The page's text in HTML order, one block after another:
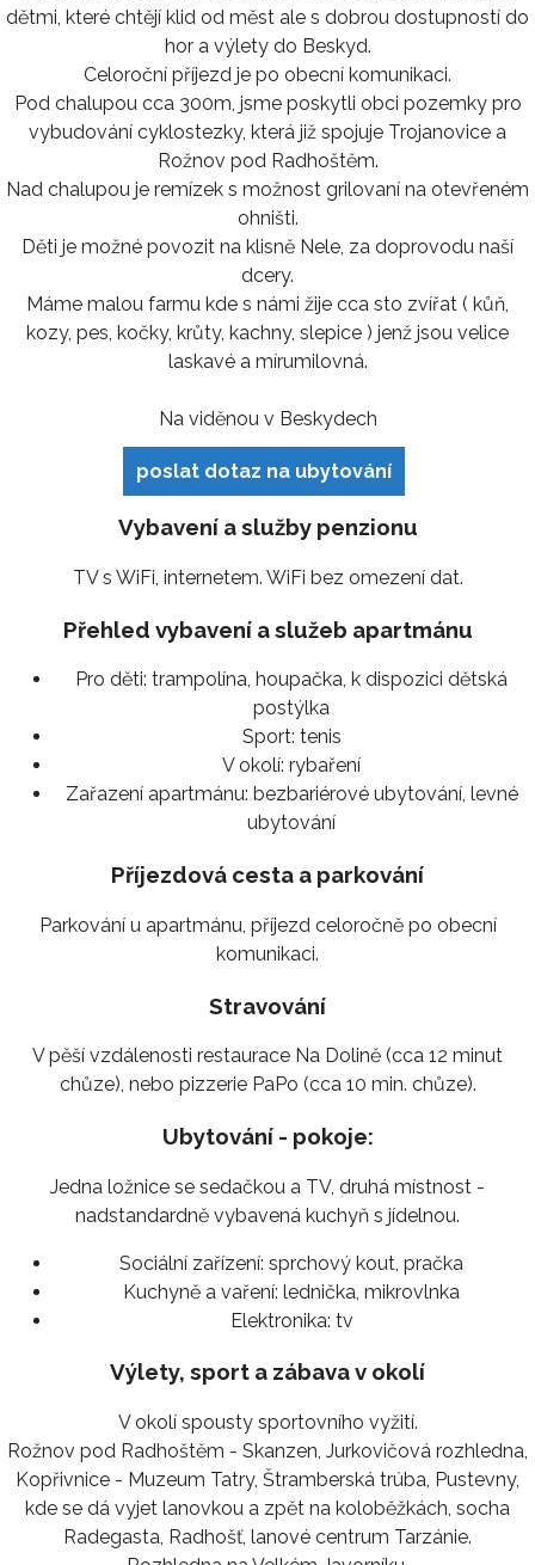
dětmi, které chtějí klid od měst ale s dobrou dostupností do
hor a výlety do Beskyd.
Celoroční příjezd je po obecní komunikaci.
Pod chalupou cca 300m, jsme poskytli obci pozemky pro
vybudování cyklostezky, která již spojuje Trojanovice a
Rožnov pod Radhoštěm.
Nad chalupou je remízek s možnost grilovaní na otevřeném
ohništi.
Děti je možné povozit na klisně Nele, za doprovodu naší
dcery.
Máme malou farmu kde s námi žije cca sto zvířat ( kůň,
kozy, pes, kočky, krůty, kachny, slepice ) jenž jsou velice
laskavé a mírumilovná.
Na viděnou v Beskydech
poslat dotaz na ubytování
Vybavení a služby penzionu
TV s WiFi, internetem. WiFi bez omezení dat.
Přehled vybavení a služeb apartmánu
Pro děti: trampolína, houpačka, k dispozici dětská
postýlka
Sport: tenis
V okolí: rybaření
Zařazení apartmánu: bezbariérové ubytování, levné
ubytování
Příjezdová cesta a parkování
Parkování u apartmánu, příjezd celoročně po obecní
komunikaci.
Stravování
V pěší vzdálenosti restaurace Na Dolině (cca 12 minut
chůze), nebo pizzerie PaPo (cca 10 min. chůze).
Ubytování - pokoje:
Jedna ložnice se sedačkou a TV, druhá místnost -
nadstandardně vybavená kuchyň s jídelnou.
Sociální zařízení: sprchový kout, pračka
Kuchyně a vaření: lednička, mikrovlnka
Elektronika: tv
Výlety, sport a zábava v okolí
V okolí spousty sportovního vyžití.
Rožnov pod Radhoštěm - Skanzen, Jurkovičová rozhledna,
Kopřivnice - Muzeum Tatry, Štramberská trúba, Pustevny,
kde se dá vyjet lanovkou a zpět na koloběžkách, socha
Radegasta, Radhošť, lanové centrum Tarzánie.